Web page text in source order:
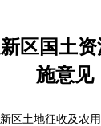
区国土
施意见
区土地征收及农